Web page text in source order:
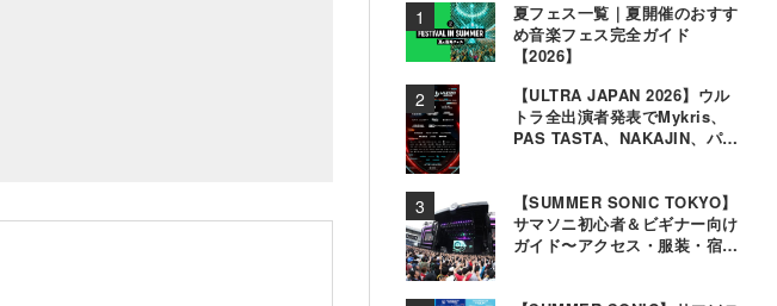
夏フェス一覧｜夏開催のおすす
め音楽フェス完全ガイド
【2026】
【ULTRA JAPAN 2026】ウル
トラ全出演者発表でMykris、
PAS TASTA、NAKAJIN、パソ
【SUMMER SONIC TOKYO】
サマソニ初心者＆ビギナー向け
ガイド〜アクセス・服装・宿泊